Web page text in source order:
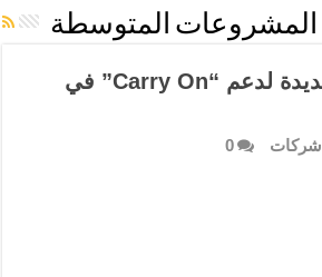
المشروعات المتوسطة
شراكة تمويلية جديدة لدعم “Carry On” في
شركات 0